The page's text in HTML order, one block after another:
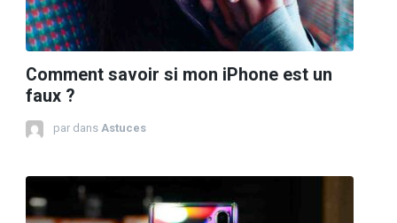
Comment savoir si mon iPhone est un
faux ?
par dans Astuces